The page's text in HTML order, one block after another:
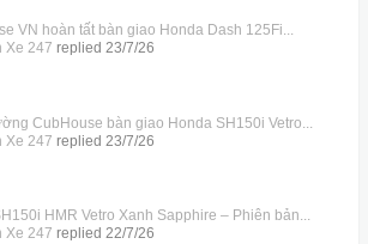
VN hoàn tất bàn giao Honda Dash 125Fi...
Xe 247 replied 23/7/26
CubHouse bàn giao Honda SH150i Vetro...
Xe 247 replied 23/7/26
HMR Vetro Xanh Sapphire – Phiên bản...
Xe 247 replied 22/7/26